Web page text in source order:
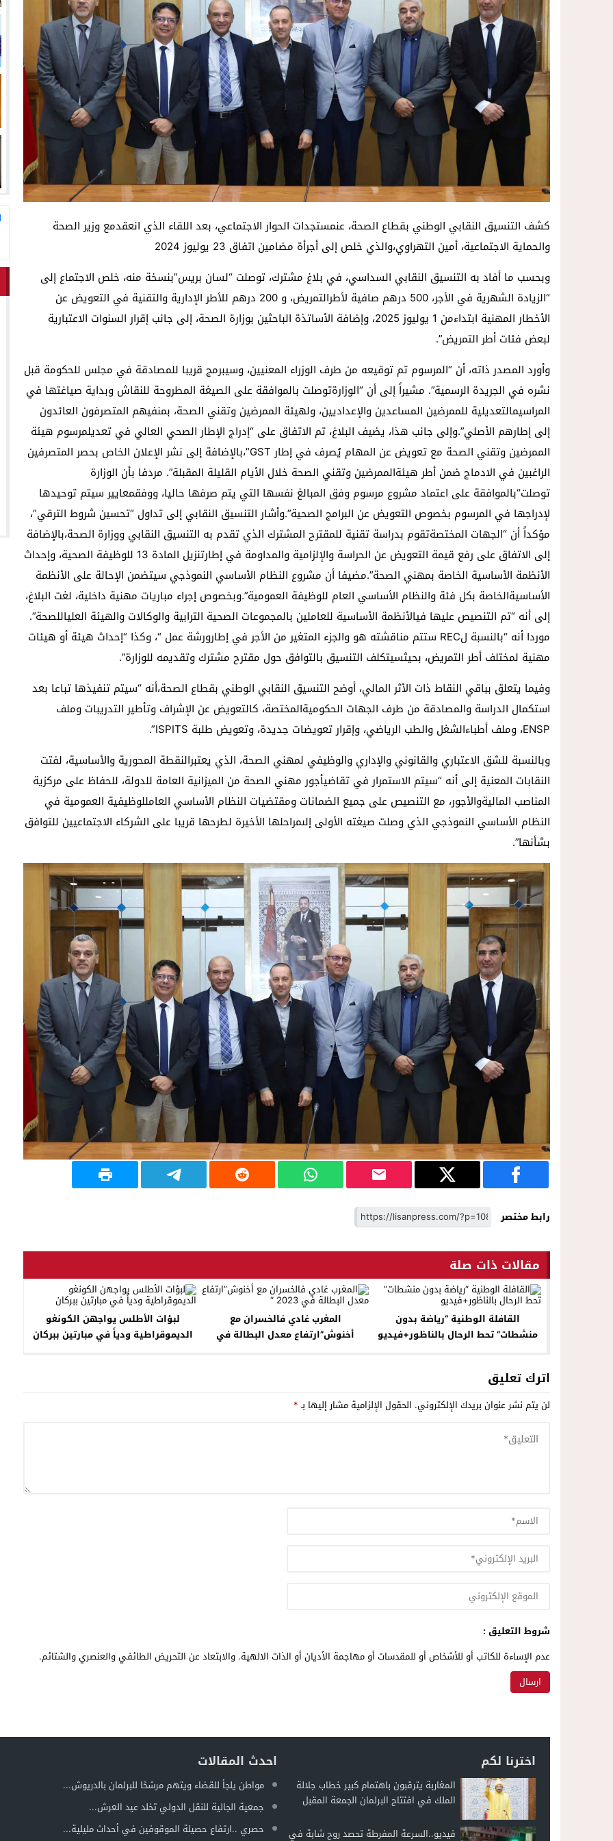
كشف التنسيق النقابي الوطني بقطاع الصحة، عنمستجدات الحوار الاجتماعي، بعد اللقاء الذي انعقدمع وزير الصحة
والحماية الاجتماعية، أمين التهراوي،والذي خلص إلى أجرأة مضامين اتفاق 23 يوليوز 2024
وبحسب ما أفاد به التنسيق النقابي السداسي، في بلاغ مشترك، توصلت “لسان بريس”بنسخة منه، خلص الاجتماع إلى
“الزيادة الشهرية في الأجر، 500 درهم صافية لأطرالتمريض، و 200 درهم للأطر الإدارية والتقنية في التعويض عن
الأخطار المهنية ابتداءمن 1 يوليوز 2025، وإضافة الأساتذة الباحثين بوزارة الصحة، إلى جانب إقرار السنوات الاعتبارية
لبعض فئات أطر التمريض”.
وأورد المصدر ذاته، أن “المرسوم تم توقيعه من طرف الوزراء المعنيين، وسيبرمج قريبا للمصادقة في مجلس للحكومة قبل
نشره في الجريدة الرسمية”. مشيراً إلى أن “الوزارةتوصلت بالموافقة على الصيغة المطروحة للنقاش وبداية صياغتها في
المراسيمالتعديلية للممرضين المساعدين والإعداديين، ولهيئة الممرضين وتقني الصحة، بمنفيهم المتصرفون العائدون
إلى إطارهم الأصلي”.وإلى جانب هذا، يضيف البلاغ، تم الاتفاق على “إدراج الإطار الصحي العالي في تعديلمرسوم هيئة
الممرضين وتقني الصحة مع تعويض عن المهام يُصرف في إطار GST”،بالإضافة إلى نشر الإعلان الخاص بحصر المتصرفين
الراغبين في الادماج ضمن أطر هيئةالممرضين وتقني الصحة خلال الأيام القليلة المقبلة”. مردفا بأن الوزارة
توصلت“بالموافقة على اعتماد مشروع مرسوم وفق المبالغ نفسها التي يتم صرفها حاليا، ووفقمعايير سيتم توحيدها
لإدراجها في المرسوم بخصوص التعويض عن البرامج الصحية”.وأشار التنسيق النقابي إلى تداول “تحسين شروط الترقي”،
مؤكداً أن “الجهات المختصةتقوم بدراسة تقنية للمقترح المشترك الذي تقدم به التنسيق النقابي ووزارة الصحة،بالإضافة
إلى الاتفاق على رفع قيمة التعويض عن الحراسة والإلزامية والمداومة في إطارتنزيل المادة 13 للوظيفة الصحية، وإحداث
الأنظمة الأساسية الخاصة بمهني الصحة”.مضيفا أن مشروع النظام الأساسي النموذجي سيتضمن الإحالة على الأنظمة
الأساسيةالخاصة بكل فئة والنظام الأساسي العام للوظيفة العمومية”.وبخصوص إجراء مباريات مهنية داخلية، لغت البلاغ،
إلى أنه “تم التنصيص عليها فيالأنظمة الأساسية للعاملين بالمجموعات الصحية الترابية والوكالات والهيئة العلياللصحة”.
موردا أنه “بالنسبة لREC ستتم مناقشته هو والجزء المتغير من الأجر في إطارورشة عمل “، وكذا “إحداث هيئة أو هيئات
مهنية لمختلف أطر التمريض، بحيثسيتكلف التنسيق بالتوافق حول مقترح مشترك وتقديمه للوزارة”.
وفيما يتعلق بباقي النقاط ذات الأثر المالي، أوضح التنسيق النقابي الوطني بقطاع الصحة،أنه “سيتم تنفيذها تباعا بعد
استكمال الدراسة والمصادقة من طرف الجهات الحكوميةالمختصة، كالتعويض عن الإشراف وتأطير التدريبات وملف
ENSP، وملف أطباءالشغل والطب الرياضي، وإقرار تعويضات جديدة، وتعويض طلبة ISPITS”.
وبالنسبة للشق الاعتباري والقانوني والإداري والوظيفي لمهني الصحة، الذي يعتبرالنقطة المحورية والأساسية، لفتت
النقابات المعنية إلى أنه “سيتم الاستمرار في تقاضيأجور مهني الصحة من الميزانية العامة للدولة، للحفاظ على مركزية
المناصب الماليةوالأجور، مع التنصيص على جميع الضمانات ومقتضيات النظام الأساسي العامللوظيفية العمومية في
النظام الأساسي النموذجي الذي وصلت صيغته الأولى إلىمراحلها الأخيرة لطرحها قريبا على الشركاء الاجتماعيين للتوافق
بشأنها”.
رابط مختصر
مقالات ذات صلة
القافلة الوطنية “رياضة بدون
منشطات” تحط الرحال بالناظور+فيديو
المغرب غادي فالخسران مع
أخنوش”ارتفاع معدل البطالة في
لبؤات الأطلس يواجهن الكونغو
الديموقراطية ودياً في مبارتين ببركان
اترك تعليق
لن يتم نشر عنوان بريدك الإلكتروني. الحقول الإلزامية مشار إليها بـ*
شروط التعليق :
عدم الإساءة للكاتب أو للأشخاص أو للمقدسات أو مهاجمة الأديان أو الذات الالهية. والابتعاد عن التحريض الطائفي والعنصري والشتائم.
اخترنا لكم
المغاربة يترقبون باهتمام كبير خطاب جلالة
الملك في افتتاح البرلمان الجمعة المقبل
فيديو..السرعة المفرطة تحصد روح شابة في
احدث المقالات
مواطن يلجأ للقضاء ويتهم مرشحًا للبرلمان بالدريوش...
جمعية الجالية للنقل الدولي تخلد عيد العرش...
حصري ..ارتفاع حصيلة الموقوفين في أحداث مليلية...